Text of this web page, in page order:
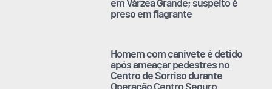
preso em flagrante
Homem com canivete é detido
após ameaçar pedestres no
Centro de Sorriso durante
Operação Centro Seguro